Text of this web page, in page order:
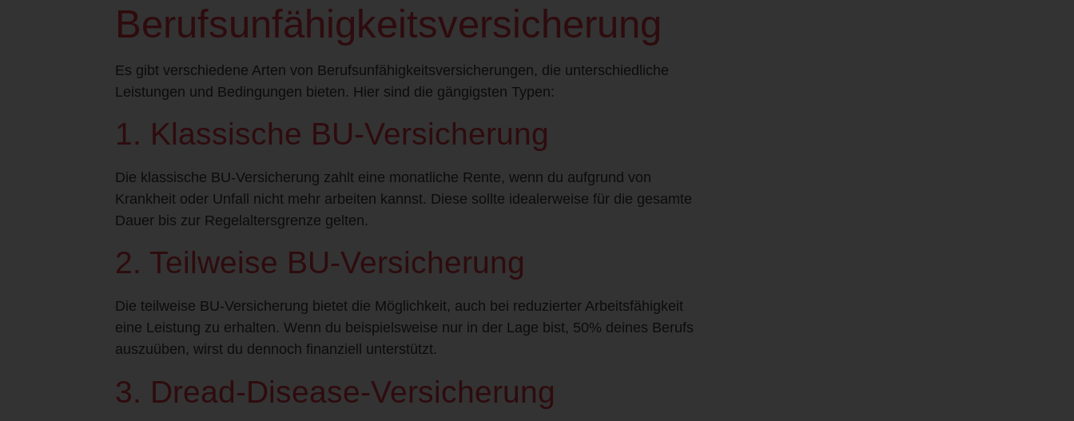
Berufsunfähigkeitsversicherung
Es gibt verschiedene Arten von Berufsunfähigkeitsversicherungen, die unterschiedliche
Leistungen und Bedingungen bieten. Hier sind die gängigsten Typen:
1. Klassische BU-Versicherung
Die klassische BU-Versicherung zahlt eine monatliche Rente, wenn du aufgrund von
Krankheit oder Unfall nicht mehr arbeiten kannst. Diese sollte idealerweise für die gesamte
Dauer bis zur Regelaltersgrenze gelten.
2. Teilweise BU-Versicherung
Die teilweise BU-Versicherung bietet die Möglichkeit, auch bei reduzierter Arbeitsfähigkeit
eine Leistung zu erhalten. Wenn du beispielsweise nur in der Lage bist, 50% deines Berufs
auszuüben, wirst du dennoch finanziell unterstützt.
3. Dread-Disease-Versicherung